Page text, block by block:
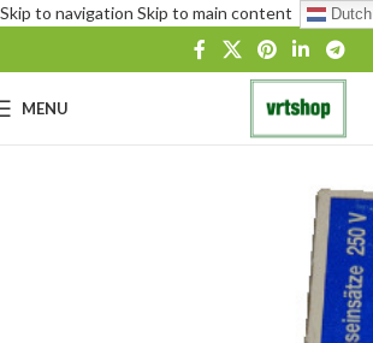
Skip to navigation Skip to main content
MENU
Dutch